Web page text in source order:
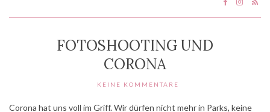
FOTOSHOOTING UND
CORONA
KEINE KOMMENTARE
Corona hat uns voll im Griff. Wir dürfen nicht mehr in Parks, keine